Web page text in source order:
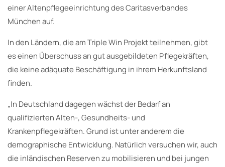
einer Altenpflegeeinrichtung des Caritasverbandes
München auf.
In den Ländern, die am Triple Win Projekt teilnehmen, gibt
es einen Überschuss an gut ausgebildeten Pflegekräften,
die keine adäquate Beschäftigung in ihrem Herkunftsland
finden.
„In Deutschland dagegen wächst der Bedarf an
qualifizierten Alten-, Gesundheits- und
Krankenpflegekräften. Grund ist unter anderem die
demographische Entwicklung. Natürlich versuchen wir, auch
die inländischen Reserven zu mobilisieren und bei jungen